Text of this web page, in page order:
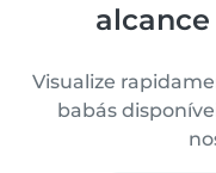
Visualize
babás